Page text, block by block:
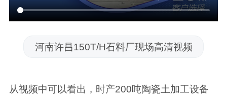
河南许昌150T/H石料厂现场高清视频
从视频中可以看出，时产200吨陶瓷土加工设备